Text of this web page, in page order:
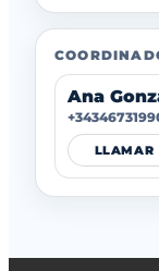
Ana
LLAMAR